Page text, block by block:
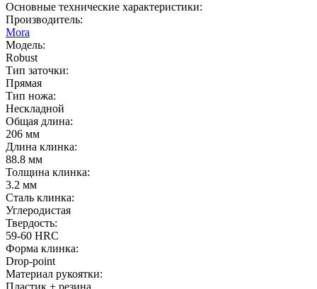
Основные технические характеристики:
Производитель:
Mora
Модель:
Robust
Тип заточки:
Прямая
Тип ножа:
Нескладной
Общая длина:
206 мм
Длина клинка:
88.8 мм
Толщина клинка:
3.2 мм
Сталь клинка:
Углеродистая
Твердость:
59-60 HRC
Форма клинка:
Drop-point
Материал рукоятки: